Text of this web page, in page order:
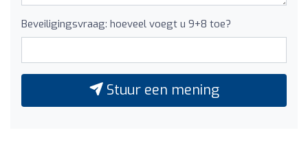
Beveiligingsvraag: hoeveel voegt u 9+8 toe?
Stuur een mening